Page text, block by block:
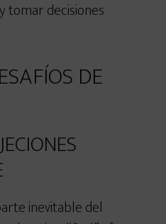
tomar decisiones
DE
inevitable del